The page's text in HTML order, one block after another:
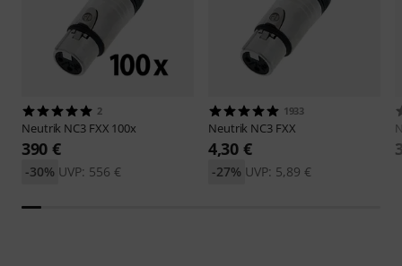
2
Neutrik NC3 FXX 100x
390 €
UVP: 556 €
-30%
1933
Neutrik NC3 FXX
4,30 €
UVP: 5,89 €
-27%